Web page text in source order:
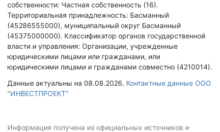
собственности: Частная собственность (16).
Территориальная принадлежность: Басманный
(45286555000), муниципальный округ Басманный
(45375000000). Классификатор органов государственной
власти и управления: Организации, учрежденные
юридическими лицами или гражданами, или
юридическими лицами и гражданами совместно (4210014).
Данные актуальны на 08.08.2026. Контактные данные ООО
"ИНВЕСТПРОЕКТ"
Информация получена из официальных источников и